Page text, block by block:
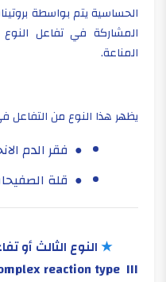
الحساسية يتم بواسطة
المشاركة في تفاعل
المناعة.
يظهر هذا النوع من التفاعل
● فقر الدم
● قلة
★النوع الثالث أو
reaction type III)